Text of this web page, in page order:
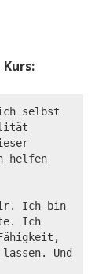
selbst
helfen
Ich bin
Ich
Und